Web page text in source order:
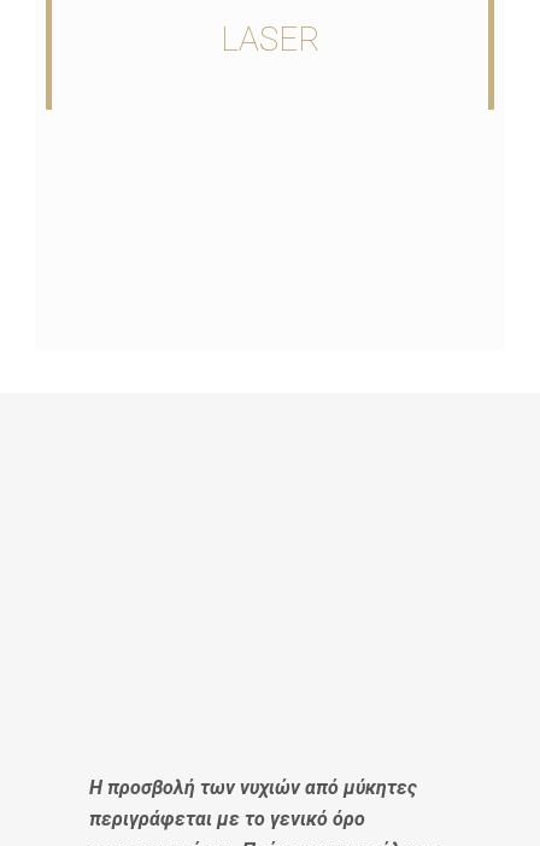
LASER
Η προσβολή των νυχιών από μύκητες
περιγράφεται με το γενικό όρο